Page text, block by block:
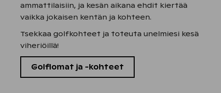
ammattilaisiin, ja kesän aikana ehdit kiertää
vaikka jokaisen kentän ja kohteen.
Tsekkaa golfkohteet ja toteuta unelmiesi kesä
viheriöillä!
Golflomat ja -kohteet